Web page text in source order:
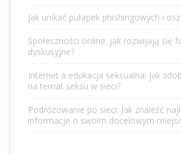
Jak unikać pułapek phishingowych i
Społeczności online: jak rozwijają się
dyskusyjne?
Internet a edukacja seksualna: jak
na temat seksu w sieci?
Podróżowanie po sieci: Jak znaleźć
informacje o swoim docelowym